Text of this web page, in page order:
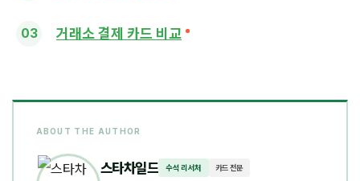
거래소 결제 카드 비교
ABOUT THE AUTHOR
스타차일드 수석 리서처 카드 전문